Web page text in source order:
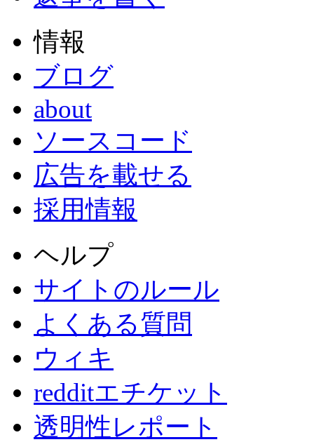
情報
ブログ
about
ソースコード
広告を載せる
採用情報
ヘルプ
サイトのルール
よくある質問
ウィキ
redditエチケット
透明性レポート